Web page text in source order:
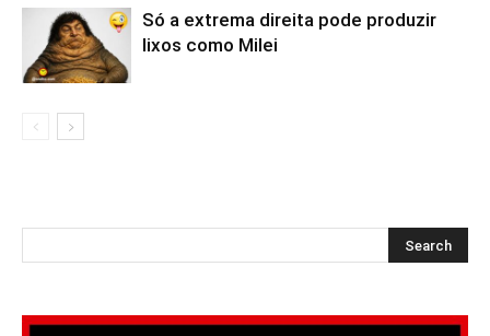
Só a extrema direita pode produzir
lixos como Milei